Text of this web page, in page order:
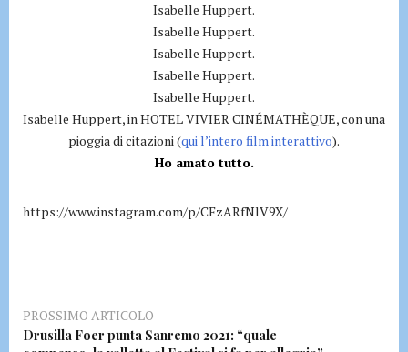
Isabelle Huppert.
Isabelle Huppert.
Isabelle Huppert.
Isabelle Huppert.
Isabelle Huppert.
Isabelle Huppert, in HOTEL VIVIER CINÉMATHÈQUE, con una
pioggia di citazioni (qui l’intero film interattivo).
Ho amato tutto.
https://www.instagram.com/p/CFzARfNlV9X/
PROSSIMO ARTICOLO
Drusilla Foer punta Sanremo 2021: “quale